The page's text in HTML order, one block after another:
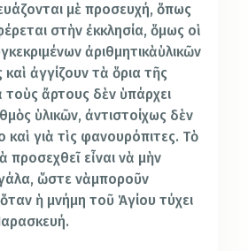
μὲ προσευχή, ὅπως
στὴν ἐκκλησία, ὅμως οἱ
ἀριθμητικὰὑλικῶν
ἀγγίζουν τὰ ὅρια τῆς
ἄρτους δὲν ὑπάρχει
ὑλικῶν, ἀντιστοίχως δὲν
καὶ γιὰ τὶς φανουρόπιτες. Τὸ
προσεχθεῖ εἶναι νὰ μὴν
ὥστε νὰμποροῦν
ἡ μνήμη τοῦ Ἁγίου τύχει